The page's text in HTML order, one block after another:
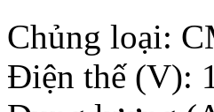
Chủng loại:
Điện thế (V):